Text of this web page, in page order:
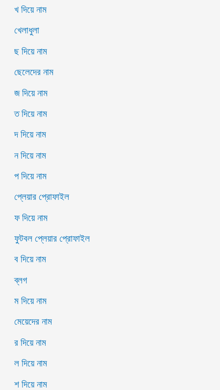
খ দিয়ে নাম
খেলাধুলা
ছ দিয়ে নাম
ছেলেদের নাম
জ দিয়ে নাম
ত দিয়ে নাম
দ দিয়ে নাম
ন দিয়ে নাম
প দিয়ে নাম
প্লেয়ার প্রোফাইল
ফ দিয়ে নাম
ফুটবল প্লেয়ার প্রোফাইল
ব দিয়ে নাম
ব্লগ
ম দিয়ে নাম
মেয়েদের নাম
র দিয়ে নাম
ল দিয়ে নাম
শ দিয়ে নাম